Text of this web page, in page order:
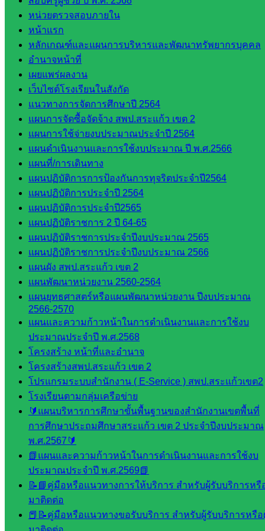
หน่วยตรวจสอบภายใน
หน้าแรก
หลักเกณฑ์และแผนการบริหารและพัฒนาทรัพยากรบุคคล
อำนาจหน้าที่
เผยแพร่ผลงาน
เว็บไซต์โรงเรียนในสังกัด
แนวทางการจัดการศึกษาปี 2564
แผนการจัดซื้อจัดจ้าง สพป.สระแก้ว เขต 2
แผนการใช้จ่ายงบประมาณประจำปี 2564
แผนดำเนินงานและการใช้งบประมาณ ปี พ.ศ.2566
แผนที่/การเดินทาง
แผนปฏิบัติการการป้องกันการทุจริตประจำปี2564
แผนปฏิบัติการประจำปี 2564
แผนปฏิบัติการประจำปี2565
แผนปฏิบัติราชการ 2 ปี 64-65
แผนปฏิบัติราชการประจำปีงบประมาณ 2565
แผนปฏิบัติราชการประจำปีงบประมาณ 2566
แผนผัง สพป.สระแก้ว เขต 2
แผนพัฒนาหน่วยงาน 2560-2564
แผนยุทธศาสตร์หรือแผนพัฒนาหน่วยงาน ปีงบประมาณ
2566-2570
แผนและความก้าวหน้าในการดำเนินงานและการใช้งบ
ประมาณประจำปี พ.ศ.2568
โครงสร้าง หน้าที่และอำนาจ
โครงสร้างสพป.สระแก้ว เขต 2
โปรแกรมระบบสำนักงาน ( E-Service ) สพป.สระแก้วเขต2
โรงเรียนตามกลุ่มเครือข่าย
🔰แผนบริหารการศึกษาขั้นพื้นฐานของสำนักงานเขตพื้นที่
การศึกษาประถมศึกษาสระแก้ว เขต 2 ประจำปีงบประมาณ
พ.ศ.2567🔰
📗แผนและความก้าวหน้าในการดำเนินงานและการใช้งบ
ประมาณประจำปี พ.ศ.2569📗
📝📘คู่มือหรือแนวทางการให้บริการ สำหรับผู้รับบริการหรื
มาติดต่อ
📕📝คู่มือหรือแนวทางขอรับบริการ สำหรับผู้รับบริการหรือ
งาน
บุคคล
กลุ่ม
พัฒนาครู
คลากรฯ
และประ
เมินผลฯ
เว็บไซต์
หลักสูตร
ต้าน
ทุจริต
ห้อง
นิเทศ
ศน.นิพนธ์
พรมพิไล
ห้อง
นิเทศ
ศน.ชยา
ธิศ/
ศน.อัญชลี
ห้อง
นิเทศ
ดร.สราว
ดี เพ็งศรี
โคตร
เว็บไซต์
คณะ
กรรมการ
ก.ต.ป.น.